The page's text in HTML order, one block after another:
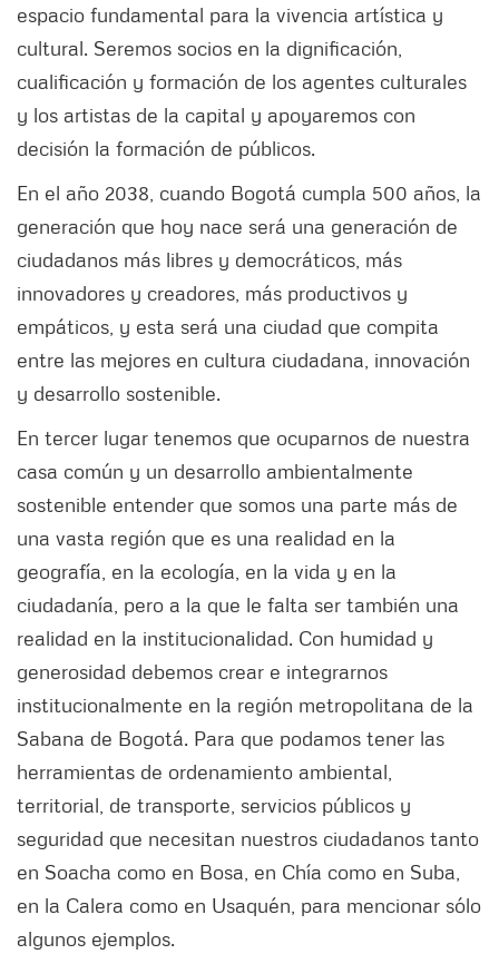
espacio fundamental para la vivencia artística y
cultural. Seremos socios en la dignificación,
cualificación y formación de los agentes culturales
y los artistas de la capital y apoyaremos con
decisión la formación de públicos.
En el año 2038, cuando Bogotá cumpla 500 años, la
generación que hoy nace será una generación de
ciudadanos más libres y democráticos, más
innovadores y creadores, más productivos y
empáticos, y esta será una ciudad que compita
entre las mejores en cultura ciudadana, innovación
y desarrollo sostenible.
En tercer lugar tenemos que ocuparnos de nuestra
casa común y un desarrollo ambientalmente
sostenible entender que somos una parte más de
una vasta región que es una realidad en la
geografía, en la ecología, en la vida y en la
ciudadanía, pero a la que le falta ser también una
realidad en la institucionalidad. Con humidad y
generosidad debemos crear e integrarnos
institucionalmente en la región metropolitana de la
Sabana de Bogotá. Para que podamos tener las
herramientas de ordenamiento ambiental,
territorial, de transporte, servicios públicos y
seguridad que necesitan nuestros ciudadanos tanto
en Soacha como en Bosa, en Chía como en Suba,
en la Calera como en Usaquén, para mencionar sólo
algunos ejemplos.